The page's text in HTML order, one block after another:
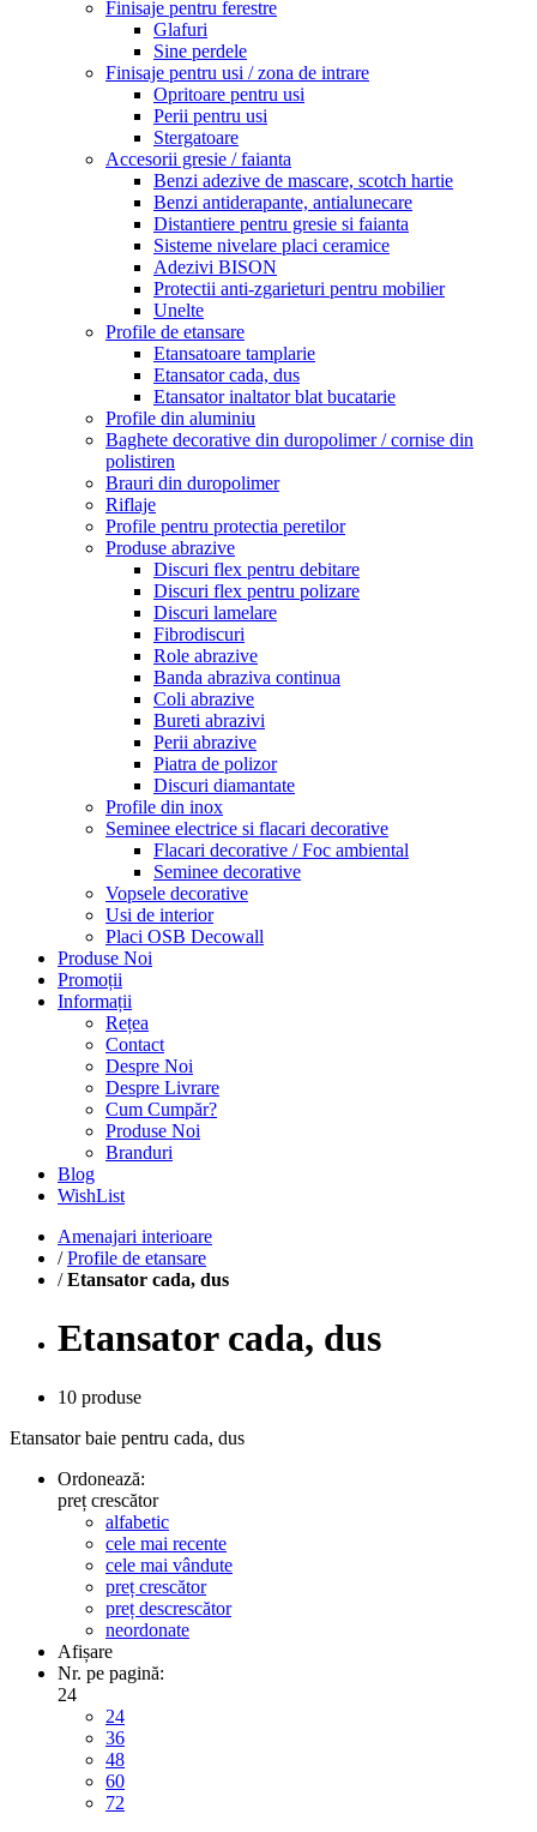
Finisaje pentru ferestre
Glafuri
Sine perdele
Finisaje pentru usi / zona de intrare
Opritoare pentru usi
Perii pentru usi
Stergatoare
Accesorii gresie / faianta
Benzi adezive de mascare, scotch hartie
Benzi antiderapante, antialunecare
Distantiere pentru gresie si faianta
Sisteme nivelare placi ceramice
Adezivi BISON
Protectii anti-zgarieturi pentru mobilier
Unelte
Profile de etansare
Etansatoare tamplarie
Etansator cada, dus
Etansator inaltator blat bucatarie
Profile din aluminiu
Baghete decorative din duropolimer / cornise din
polistiren
Brauri din duropolimer
Riflaje
Profile pentru protectia peretilor
Produse abrazive
Discuri flex pentru debitare
Discuri flex pentru polizare
Discuri lamelare
Fibrodiscuri
Role abrazive
Banda abraziva continua
Coli abrazive
Bureti abrazivi
Perii abrazive
Piatra de polizor
Discuri diamantate
Profile din inox
Seminee electrice si flacari decorative
Flacari decorative / Foc ambiental
Seminee decorative
Vopsele decorative
Usi de interior
Placi OSB Decowall
Produse Noi
Promoții
Informații
Rețea
Contact
Despre Noi
Despre Livrare
Cum Cumpăr?
Produse Noi
Branduri
Blog
WishList
Amenajari interioare
/Profile de etansare
/Etansator cada, dus
Etansator cada, dus
10 produse
Etansator baie pentru cada, dus
Ordonează:
preț crescător
alfabetic
cele mai recente
cele mai vândute
preț crescător
preț descrescător
neordonate
Afișare
Nr. pe pagină:
24
24
36
48
60
72